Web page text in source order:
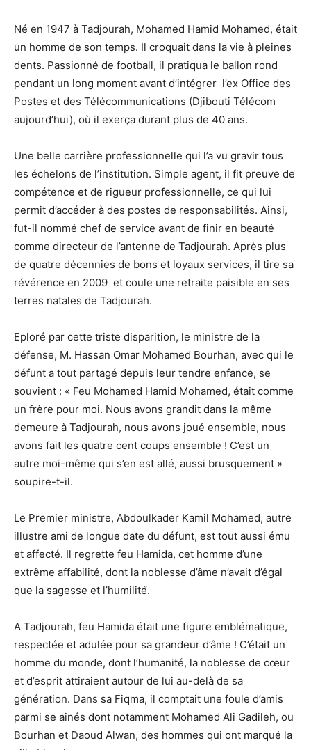
Né en 1947 à Tadjourah, Mohamed Hamid Mohamed, était
un homme de son temps. Il croquait dans la vie à pleines
dents. Passionné de football, il pratiqua le ballon rond
pendant un long moment avant d’intégrer l’ex Office des
Postes et des Télécommunications (Djibouti Télécom
aujourd’hui), où il exerça durant plus de 40 ans.
Une belle carrière professionnelle qui l’a vu gravir tous
les échelons de l’institution. Simple agent, il fit preuve de
compétence et de rigueur professionnelle, ce qui lui
permit d’accéder à des postes de responsabilités. Ainsi,
fut-il nommé chef de service avant de finir en beauté
comme directeur de l’antenne de Tadjourah. Après plus
de quatre décennies de bons et loyaux services, il tire sa
révérence en 2009 et coule une retraite paisible en ses
terres natales de Tadjourah.
Eploré par cette triste disparition, le ministre de la
défense, M. Hassan Omar Mohamed Bourhan, avec qui le
défunt a tout partagé depuis leur tendre enfance, se
souvient : « Feu Mohamed Hamid Mohamed, était comme
un frère pour moi. Nous avons grandit dans la même
demeure à Tadjourah, nous avons joué ensemble, nous
avons fait les quatre cent coups ensemble ! C’est un
autre moi-même qui s’en est allé, aussi brusquement »
soupire-t-il.
Le Premier ministre, Abdoulkader Kamil Mohamed, autre
illustre ami de longue date du défunt, est tout aussi ému
et affecté. Il regrette feu Hamida, cet homme d’une
extrême affabilité, dont la noblesse d’âme n’avait d’égal
que la sagesse et l’humilité́.
A Tadjourah, feu Hamida était une figure emblématique,
respectée et adulée pour sa grandeur d’âme ! C’était un
homme du monde, dont l’humanité, la noblesse de cœur
et d’esprit attiraient autour de lui au-delà de sa
génération. Dans sa Fiqma, il comptait une foule d’amis
parmi se ainés dont notamment Mohamed Ali Gadileh, ou
Bourhan et Daoud Alwan, des hommes qui ont marqué la